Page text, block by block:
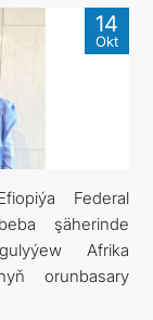
14
Okt
Federal
şäherinde
Afrika
orunbasary